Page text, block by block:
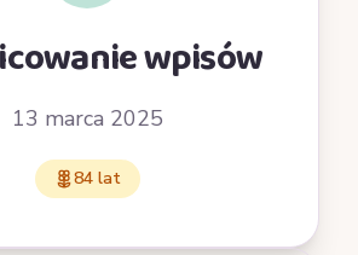
wpisów
13 marca 2025
84 lat